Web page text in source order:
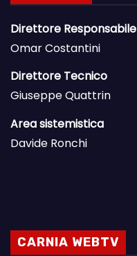
Direttore Responsabile
Omar Costantini
Direttore Tecnico
Giuseppe Quattrin
Area sistemistica
Davide Ronchi
CARNIA WEBTV